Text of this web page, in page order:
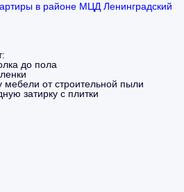
в районе МЦД Ленинградский
до пола
мебели от строительной пыли
затирку с плитки